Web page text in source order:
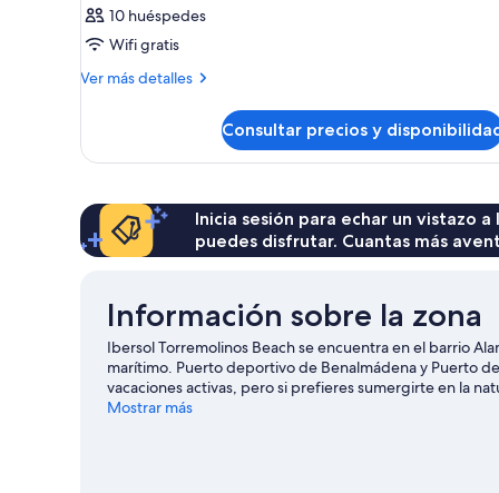
10 huéspedes
Wifi gratis
Ver más detalles
Más
Consultar precios y
Inicia sesión para echar un vistazo
puedes disfrutar. Cuantas más
Información sobre la zona
Ibersol Torremolinos Beach se encuentra en el barrio
marítimo. Puerto deportivo de Benalmádena y Puerto
vacaciones activas, pero si prefieres sumergirte en la
necesitas. ¿Viajas con niños? Pues llévalos a Centro
Mostrar más